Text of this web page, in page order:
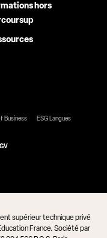
hors
Business
ESG Langues
supérieur technique privé
France. Société par